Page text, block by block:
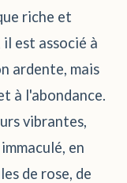
riche et
est associé à
ardente, mais
à l'abondance.
vibrantes,
en
de rose, de